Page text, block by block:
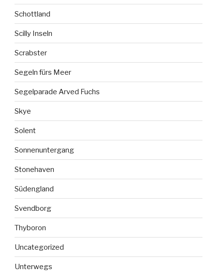
Schottland
Scilly Inseln
Scrabster
Segeln fürs Meer
Segelparade Arved Fuchs
Skye
Solent
Sonnenuntergang
Stonehaven
Südengland
Svendborg
Thyboron
Uncategorized
Unterwegs